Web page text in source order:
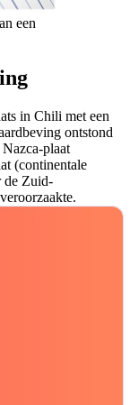
een
in Chili met een
ontstond
Nazca-plaat
(continentale
de Zuid-